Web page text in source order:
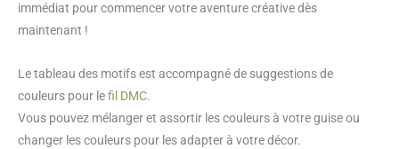
immédiat pour commencer votre aventure créative dès
maintenant !
Le tableau des motifs est accompagné de suggestions de
couleurs pour lefil DMC.
Vous pouvez mélanger et assortir les couleurs à votre guise ou
changer les couleurs pour les adapter à votre décor.